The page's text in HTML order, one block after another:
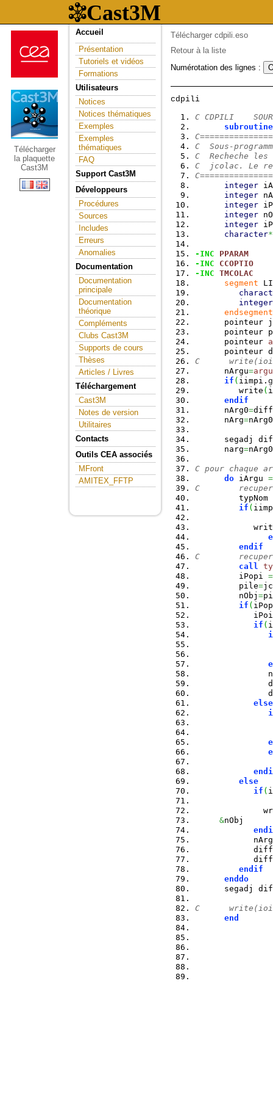
Télécharger
la plaquette
Cast3M
Accueil
Présentation
Tutoriels et vidéos
Formations
Utilisateurs
Notices
Notices thématiques
Exemples
Exemples
thématiques
FAQ
Support Cast3M
Développeurs
Procédures
Sources
Includes
Erreurs
Anomalies
Documentation
Documentation
principale
Documentation
théorique
Compléments
Clubs Cast3M
Supports de cours
Thèses
Articles / Livres
Téléchargement
Cast3M
Notes de version
Utilitaires
Contacts
Outils CEA associés
MFront
AMITEX_FFTP
Télécharger cdpili.eso
Retour à la liste
Numérotation des lignes :
C CDPILI
subroutine
C  Sous-
C  Recheche
C  jcolac. Le
integer
integer
integer
integer
integer
character*
-INC
PPARAM
-INC
CCOPTIO
-INC TMCOLAC
segment
integer
endsegment
pointeur
pointeur
      pointeur
pointeur
C
      nArgu
=
if ( iimpi.
         write
(
endif
      nArg0
=
      nArg
=nArg0
segadj
      narg
=nArg0
C pour chaque
do iArgu =
C
         typNom
if (
endif
C        recuper
call
         iPopi
=
         pile
=
         nObj
=
if (
if (
else
else
if (
&nObj
            nArg
endif
enddo
segadj
C
end